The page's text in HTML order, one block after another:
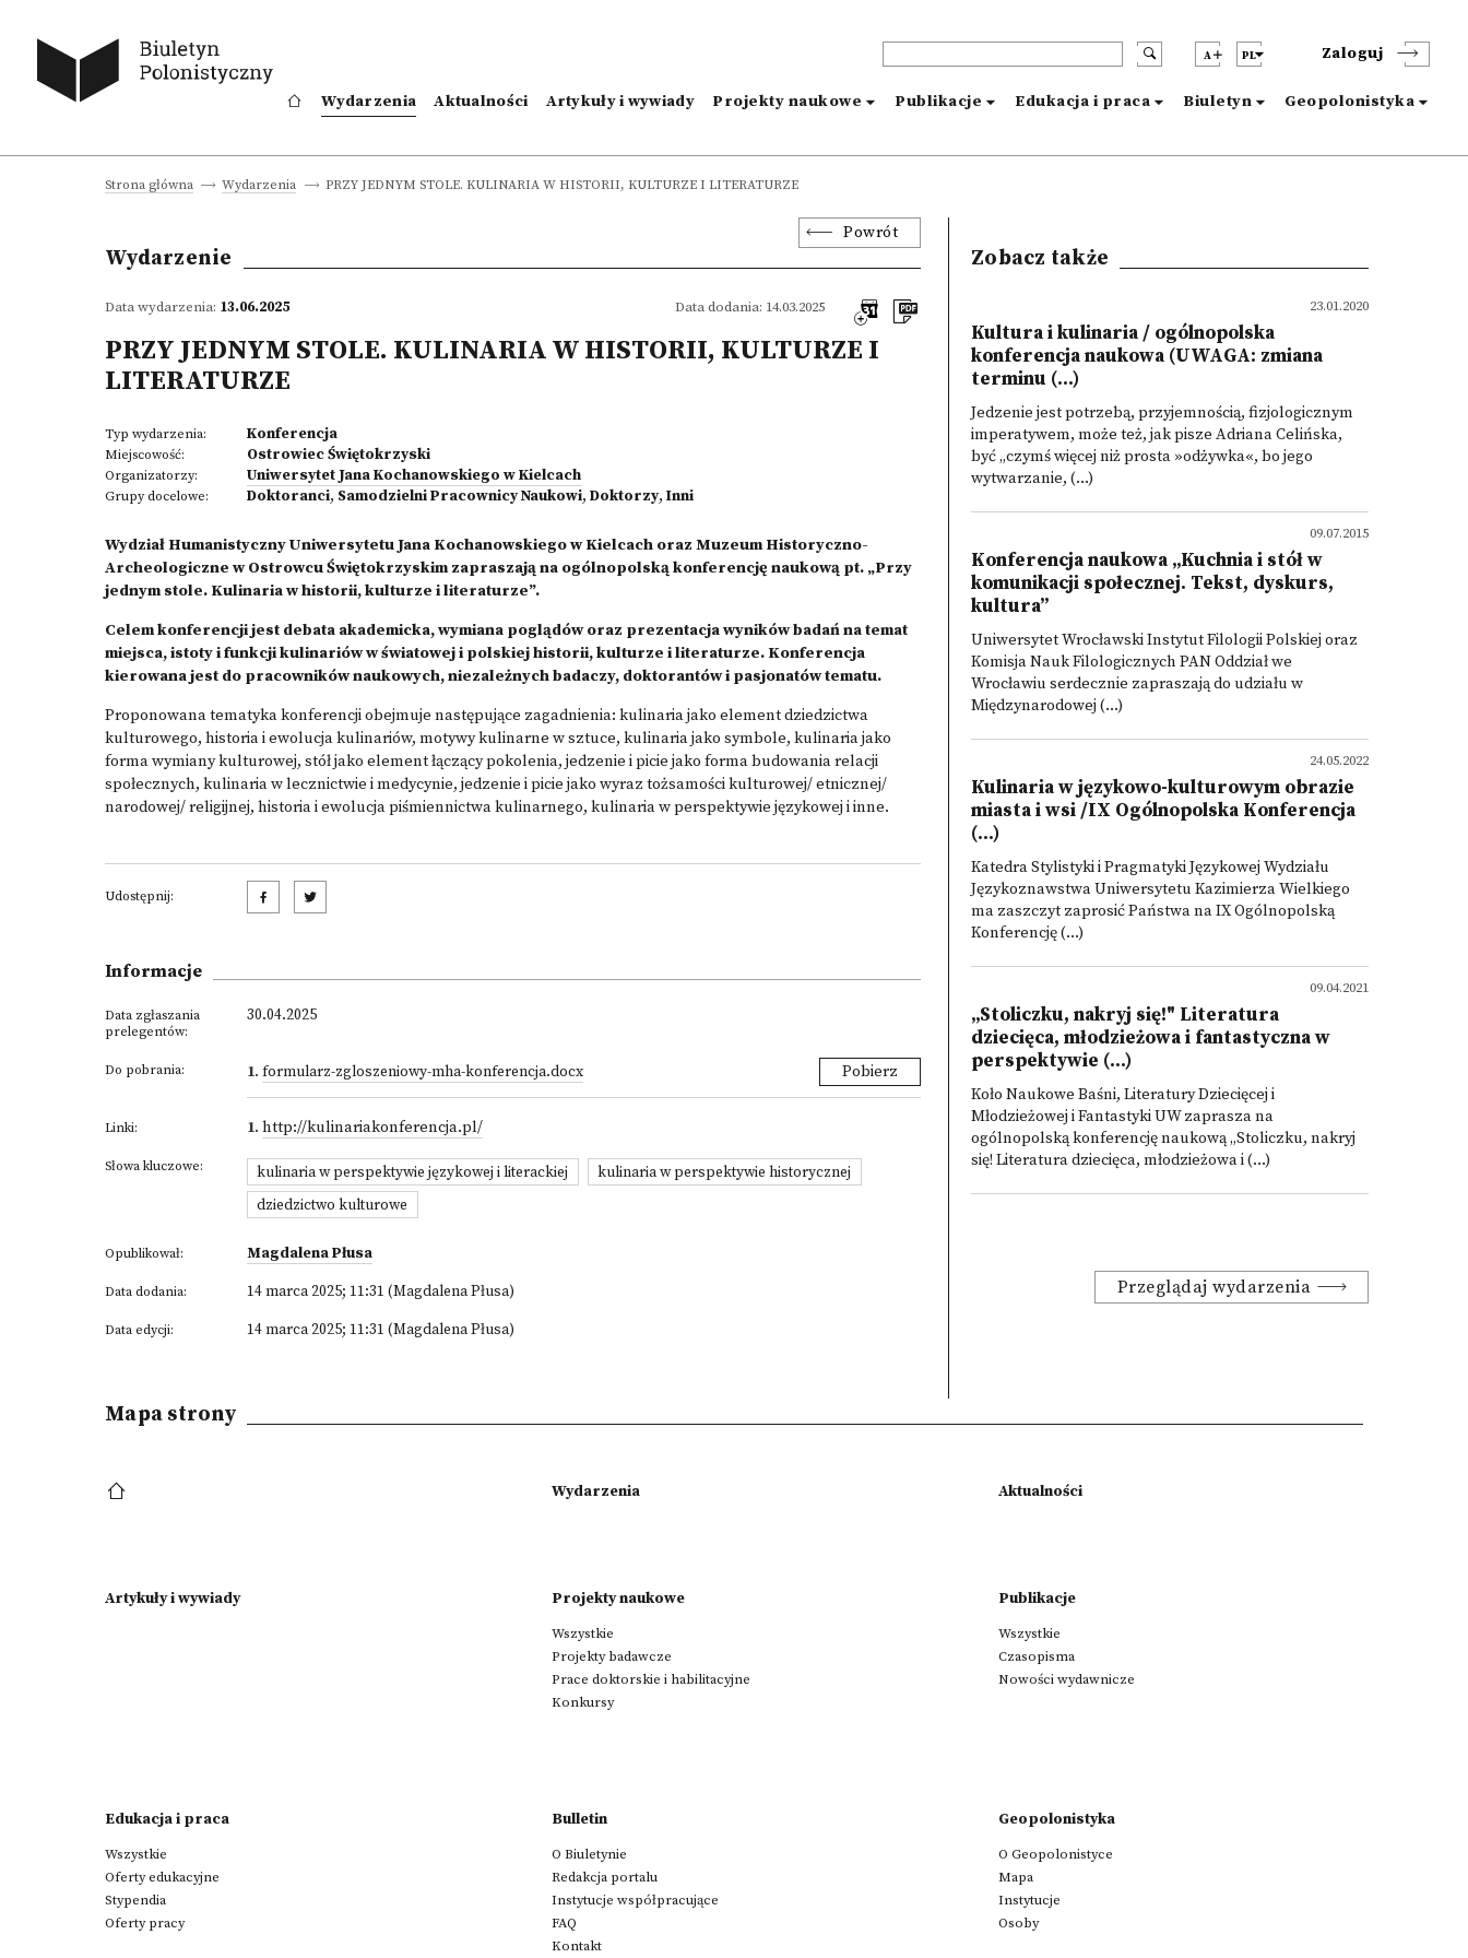
A PL Zaloguj
Wydarzenia Aktualności Artykuły i wywiady Projekty naukowe Publikacje Edukacja i praca Biuletyn Geopolonistyka
Strona główna Wydarzenia PRZY JEDNYM STOLE. KULINARIA W HISTORII, KULTURZE I LITERATURZE
Powrót
Wydarzenie
Data wydarzenia: 13.06.2025 Data dodania: 14.03.2025
PRZY JEDNYM STOLE. KULINARIA W HISTORII, KULTURZE I
LITERATURZE
Typ wydarzenia: Konferencja
Miejscowość: Ostrowiec Świętokrzyski
Organizatorzy: Uniwersytet Jana Kochanowskiego w Kielcach
Grupy docelowe: Doktoranci, Samodzielni Pracownicy Naukowi, Doktorzy, Inni
Wydział Humanistyczny Uniwersytetu Jana Kochanowskiego w Kielcach oraz Muzeum Historyczno-
Archeologiczne w Ostrowcu Świętokrzyskim zapraszają na ogólnopolską konferencję naukową pt. „Przy
jednym stole. Kulinaria w historii, kulturze i literaturze”.
Celem konferencji jest debata akademicka, wymiana poglądów oraz prezentacja wyników badań na temat
miejsca, istoty i funkcji kulinariów w światowej i polskiej historii, kulturze i literaturze. Konferencja
kierowana jest do pracowników naukowych, niezależnych badaczy, doktorantów i pasjonatów tematu.
Proponowana tematyka konferencji obejmuje następujące zagadnienia: kulinaria jako element dziedzictwa
kulturowego, historia i ewolucja kulinariów, motywy kulinarne w sztuce, kulinaria jako symbole, kulinaria jako
forma wymiany kulturowej, stół jako element łączący pokolenia, jedzenie i picie jako forma budowania relacji
społecznych, kulinaria w lecznictwie i medycynie, jedzenie i picie jako wyraz tożsamości kulturowej/ etnicznej/
narodowej/ religijnej, historia i ewolucja piśmiennictwa kulinarnego, kulinaria w perspektywie językowej i inne.
Udostępnij:
Informacje
Data zgłaszania
prelegentów:
30.04.2025
Do pobrania: 1. formularz-zgloszeniowy-mha-konferencja.docx Pobierz
Linki: 1. http://kulinariakonferencja.pl/
Słowa kluczowe: kulinaria w perspektywie językowej i literackiej
kulinaria w perspektywie historycznej
dziedzictwo kulturowe
Opublikował: Magdalena Płusa
Data dodania: 14 marca 2025; 11:31 (Magdalena Płusa)
Data edycji: 14 marca 2025; 11:31 (Magdalena Płusa)
Zobacz także
23.01.2020
Kultura i kulinaria / ogólnopolska
konferencja naukowa (UWAGA: zmiana
terminu (...)
Jedzenie jest potrzebą, przyjemnością, fizjologicznym
imperatywem, może też, jak pisze Adriana Celińska,
być „czymś więcej niż prosta »odżywka«, bo jego
wytwarzanie, (...)
09.07.2015
Konferencja naukowa „Kuchnia i stół w
komunikacji społecznej. Tekst, dyskurs,
kultura”
Uniwersytet Wrocławski Instytut Filologii Polskiej oraz
Komisja Nauk Filologicznych PAN Oddział we
Wrocławiu serdecznie zapraszają do udziału w
Międzynarodowej (...)
24.05.2022
Kulinaria w językowo-kulturowym obrazie
miasta i wsi /IX Ogólnopolska Konferencja
(...)
Katedra Stylistyki i Pragmatyki Językowej Wydziału
Językoznawstwa Uniwersytetu Kazimierza Wielkiego
ma zaszczyt zaprosić Państwa na IX Ogólnopolską
Konferencję (...)
09.04.2021
„Stoliczku, nakryj się!" Literatura
dziecięca, młodzieżowa i fantastyczna w
perspektywie (...)
Koło Naukowe Baśni, Literatury Dziecięcej i
Młodzieżowej i Fantastyki UW zaprasza na
ogólnopolską konferencję naukową „Stoliczku, nakryj
się! Literatura dziecięca, młodzieżowa i (...)
Przeglądaj wydarzenia
Mapa strony
Wydarzenia Aktualności
Artykuły i wywiady Projekty naukowe
Wszystkie
Projekty badawcze
Prace doktorskie i habilitacyjne
Konkursy
Publikacje
Wszystkie
Czasopisma
Nowości wydawnicze
Edukacja i praca
Wszystkie
Oferty edukacyjne
Stypendia
Oferty pracy
Bulletin
O Biuletynie
Redakcja portalu
Instytucje współpracujące
FAQ
Kontakt
Geopolonistyka
O Geopolonistyce
Mapa
Instytucje
Osoby